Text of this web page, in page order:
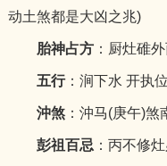
动土煞都是大凶之兆)
胎神占方：厨灶碓
五行：涧下水 开执位
沖煞：沖马(庚午)煞
彭祖百忌 ：丙不修